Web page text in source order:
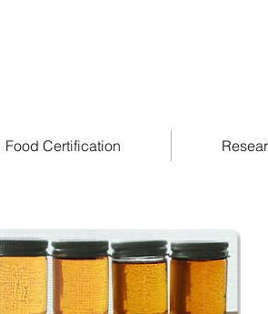
Food Certification